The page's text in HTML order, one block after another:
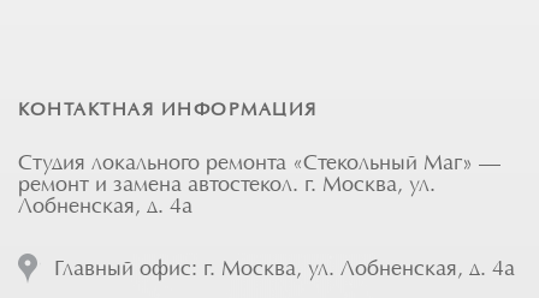
КОНТАКТНАЯ ИНФОРМАЦИЯ
Студия локального ремонта «Стекольный Маг» —
ремонт и замена автостекол. г. Москва, ул.
Лобненская, д. 4а
Главный офис: г. Москва, ул. Лобненская, д. 4а